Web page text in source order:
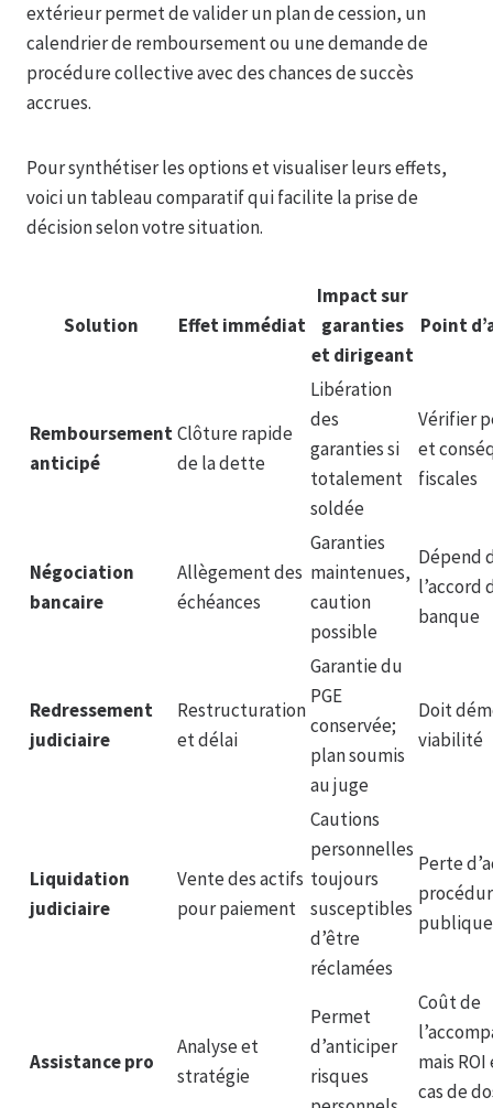
extérieur permet de valider un plan de cession, un
calendrier de remboursement ou une demande de
procédure collective avec des chances de succès
accrues.
Pour synthétiser les options et visualiser leurs effets,
voici un tableau comparatif qui facilite la prise de
décision selon votre situation.
Solution Effet immédiat
Impact sur
garanties
et dirigeant
Point
Remboursement
anticipé
Clôture rapide
de la dette
Libération
des
garanties si
totalement
soldée
Vérifier
et
fiscales
Négociation
bancaire
Allègement des
échéances
Garanties
maintenues,
caution
possible
Dépend
l’accord
banque
Redressement
judiciaire
Restructuration
et délai
Garantie du
PGE
conservée;
plan soumis
au juge
Doit
viabilité
Liquidation
judiciaire
Vente des actifs
pour paiement
Cautions
personnelles
toujours
susceptibles
d’être
réclamées
Perte
publique
Assistance pro
Analyse et
stratégie
Permet
d’anticiper
risques
Coût de
mais
cas de